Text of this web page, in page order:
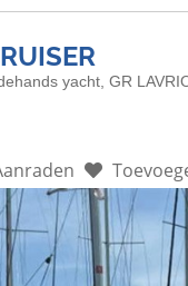
yacht, GR